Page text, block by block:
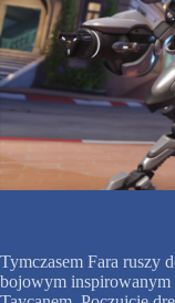
Tymczasem Fara ruszy
bojowym inspirowanym